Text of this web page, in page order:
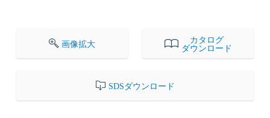
画像拡大
カタログ
ダウンロード
SDSダウンロード